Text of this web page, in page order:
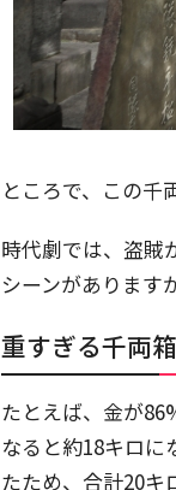
ところで、この千
時代劇では、盗賊
シーンがあります
重すぎる千両
たとえば、金が
なると約18キロに
たため、合計20キ